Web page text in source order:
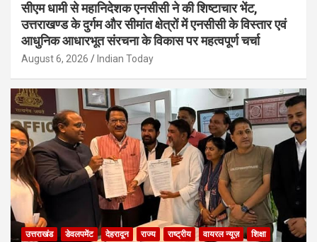
सीएम धामी से महानिदेशक एनसीसी ने की शिष्टाचार भेंट,
उत्तराखण्ड के दुर्गम और सीमांत क्षेत्रों में एनसीसी के विस्तार एवं
आधुनिक आधारभूत संरचना के विकास पर महत्वपूर्ण चर्चा
August 6, 2026 Indian Today
उत्तराखंड डेवलपमेंट देहरादून राज्य राष्ट्रीय वायरल न्यूज़
शिक्षा